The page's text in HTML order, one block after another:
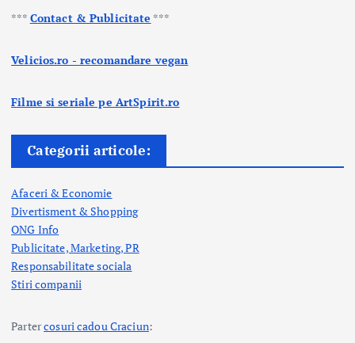
*** Contact & Publicitate ***
Velicios.ro - recomandare vegan
Filme si seriale pe ArtSpirit.ro
Categorii articole:
Afaceri & Economie
Divertisment & Shopping
ONG Info
Publicitate, Marketing, PR
Responsabilitate sociala
Stiri companii
Partercosuri cadou Craciun: